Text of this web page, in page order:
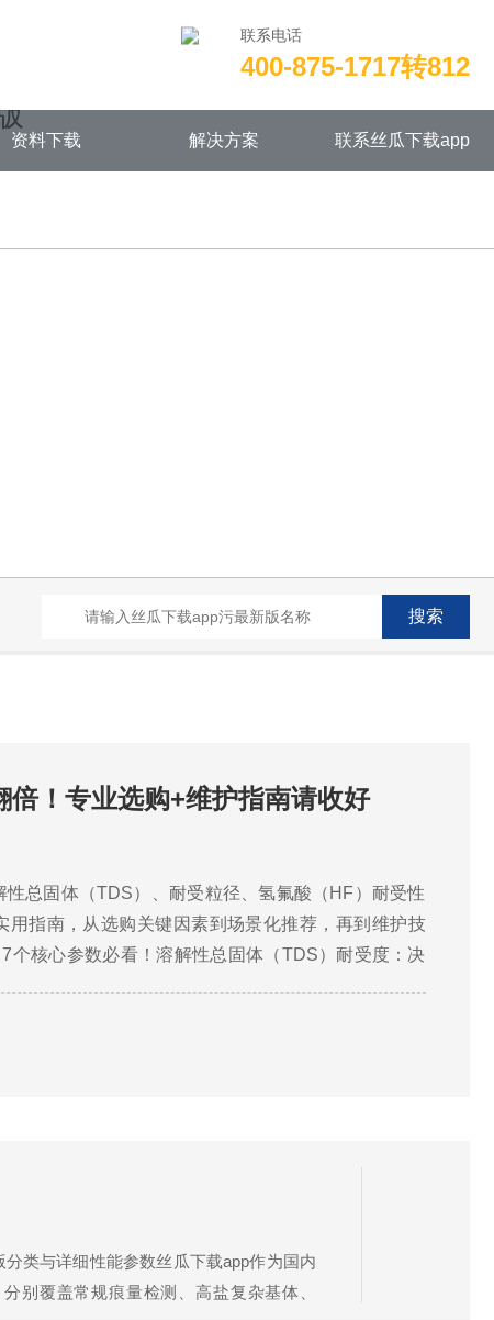
wwwroot/NEW14chongjian.com/func.php on line 115
联系电话
400-875-1717转812
资料下载 解决方案 联系丝瓜下载app
！专业选购+维护指南请收好
总固体（TDS）、耐受粒径、氢氟酸（HF）耐受性
用指南，从选购关键因素到场景化推荐，再到维护技
个核心参数必看！溶解性总固体（TDS）耐受度：决
类与详细性能参数丝瓜下载app作为国内
别覆盖常规痕量检测、高盐复杂基体、